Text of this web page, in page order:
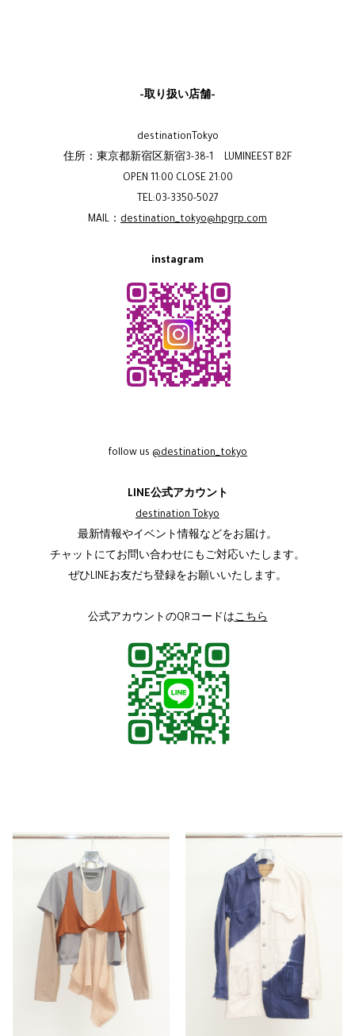
-取り扱い店舗-
destinationTokyo
住所：東京都新宿区新宿3-38-1 LUMINEEST B2F
OPEN 11:00 CLOSE 21:00
TEL:03-3350-5027
MAIL： destination_tokyo@hpgrp.com
instagram
follow us @destination_tokyo
LINE公式アカウント
destination Tokyo
最新情報やイベント情報などをお届け。
チャットにてお問い合わせにもご対応いたします。
ぜひLINEお友だち登録をお願いいたします。
公式アカウントのQRコードはこちら